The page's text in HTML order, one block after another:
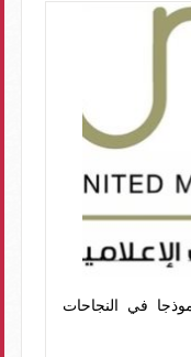
في النجاحات